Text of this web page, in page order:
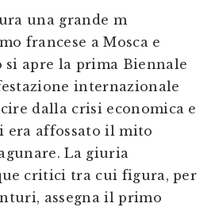
una grande m
francese a Mosca e
si apre la prima Biennale
internazionale
dalla crisi economica e
era affossato il mito
La giuria
critici tra cui figura, per
assegna il primo